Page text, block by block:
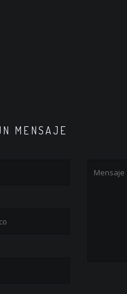
MENSAJE